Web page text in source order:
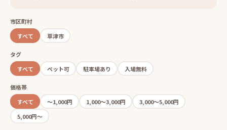
市区町村
すべて
草津市
タグ
すべて
ペット可 駐車場あり 入場無料
価格帯
すべて
〜1,000円 1,000〜3,000円
3,000〜5,000円
5,000円〜